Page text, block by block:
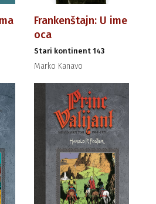
Frankenštajn: U ime
oca
Stari kontinent 143
Marko Kanavo